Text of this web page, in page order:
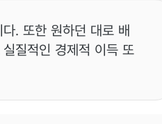
. 또한 원하던 대로 배
질적인 경제적 이득 또